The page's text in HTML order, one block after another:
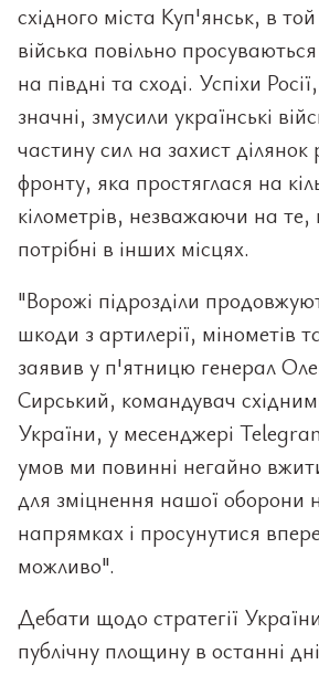
східного міста Куп'янськ, в той
війська повільно
на півдні та сході. Успіхи
значні, змусили українські
частину сил на захист ділянок
фронту, яка простяглася на
кілометрів, незважаючи на
потрібні в інших місцях.
"Ворожі підрозділи
шкоди з артилерії, мінометів
заявив у п'ятницю генерал
Сирський, командувач
України, у месенджері
умов ми повинні негайно
для зміцнення нашої оборони
напрямках і просунутися
можливо".
Дебати щодо стратегії
публічну площину в останні